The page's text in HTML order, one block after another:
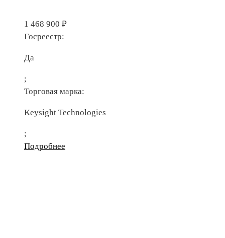
1 468 900 ₽
Госреестр:
Да
;
Торговая марка:
Keysight Technologies
;
Подробнее